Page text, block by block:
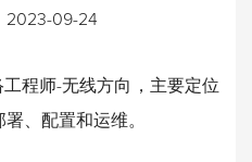
2023-09-24
工程师-无线方向，主要定位
、配置和运维。